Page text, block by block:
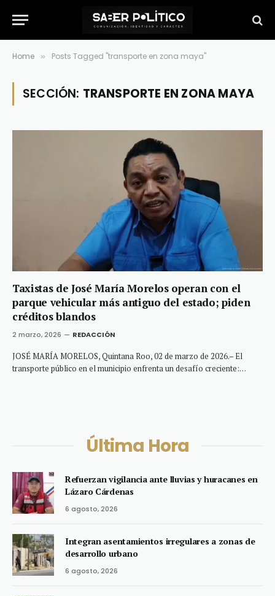
Home » Posts Tagged "transporte en zona maya"
SECCIÓN: TRANSPORTE EN ZONA MAYA
Taxistas de José María Morelos operan con el
parque vehicular más antiguo del estado; piden
créditos blandos
2 marzo, 2026 REDACCIÓN
JOSÉ MARÍA MORELOS, Quintana Roo, 02 de marzo de 2026.– El
transporte público en el municipio enfrenta un desafío creciente:…
Última Hora
Refuerzan vigilancia ante lluvias y huracanes en
Lázaro Cárdenas
6 agosto, 2026
Integran asentamientos irregulares a zonas de
desarrollo urbano
6 agosto, 2026